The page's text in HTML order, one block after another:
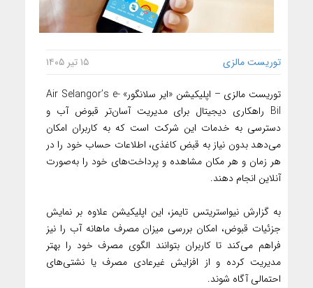
توریست مالزی ۱۵ تیر ۱۴۰۵
توریست مالزی – اپلیکیشن «ایر سلانگور» Air Selangor’s e-
Bil راهکاری دیجیتال برای مدیریت آسان‌تر قبوض آب و
دسترسی به خدمات این شرکت است که به کاربران امکان
می‌دهد بدون نیاز به قبض کاغذی، اطلاعات حساب خود را در
هر زمان و هر مکان مشاهده و پرداخت‌های خود را به‌صورت
آنلاین انجام دهند.
به گزارش نیواستریتس تایمز، این اپلیکیشن علاوه بر نمایش
جزئیات قبوض، امکان بررسی میزان مصرف ماهانه آب را نیز
فراهم می‌کند تا کاربران بتوانند الگوی مصرف خود را بهتر
مدیریت کرده و از افزایش غیرعادی مصرف یا نشتی‌های
احتمالی آگاه شوند.